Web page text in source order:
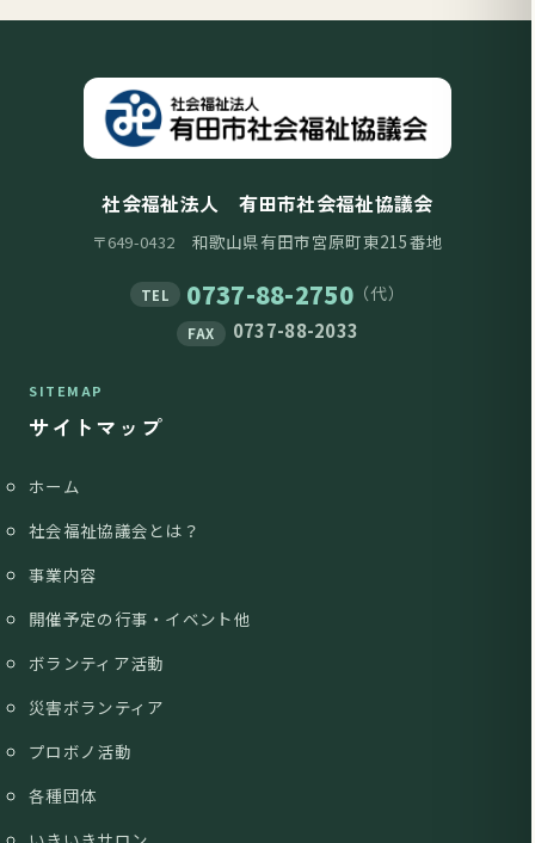
社会福祉法人 有田市社会福祉協議会
〒649-0432 和歌山県有田市宮原町東215番地
TEL 0737-88-2750（代）
FAX 0737-88-2033
SITEMAP
サイトマップ
ホーム
社会福祉協議会とは？
事業内容
開催予定の行事・イベント他
ボランティア活動
災害ボランティア
プロボノ活動
各種団体